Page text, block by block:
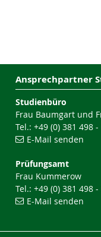
Ansprechpartner
Studienbüro
Frau Baumgart und
Tel.: +49 (0) 381 498
E-Mail senden
Prüfungsamt
Frau Kummerow
Tel.: +49 (0) 381 498
E-Mail senden